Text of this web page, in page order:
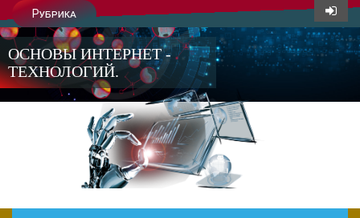
Рубрика
ОСНОВЫ ИНТЕРНЕТ -
ТЕХНОЛОГИЙ.